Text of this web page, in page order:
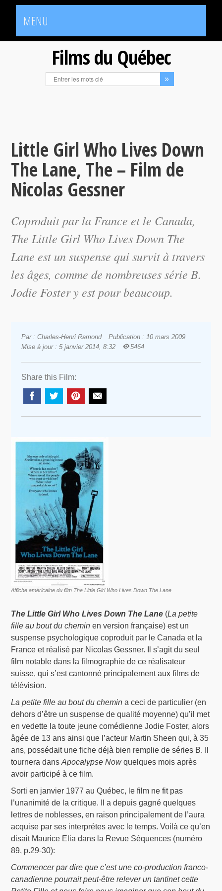
MENU
Films du Québec
Little Girl Who Lives Down
The Lane, The – Film de
Nicolas Gessner
Coproduit par la France et le Canada,
The Little Girl Who Lives Down The
Lane est un suspense qui survit à travers
les âges, comme de nombreuses série B.
Jodie Foster y est pour beaucoup.
Par : Charles-Henri Ramond
Publication : 10 mars 2009
Mise à jour : 5 janvier 2014, 8:32
5464
Share this Film:
Affiche américaine du film The Little Girl Who Lives Down The Lane
The Little Girl Who Lives Down The Lane (La petite
fille au bout du chemin en version française) est un
suspense psychologique coproduit par le Canada et la
France et réalisé par Nicolas Gessner. Il s’agit du seul
film notable dans la filmographie de ce réalisateur
suisse, qui s’est cantonné principalement aux films de
télévision.
La petite fille au bout du chemin a ceci de particulier (en
dehors d’être un suspense de qualité moyenne) qu’il met
en vedette la toute jeune comédienne Jodie Foster, alors
âgée de 13 ans ainsi que l’acteur Martin Sheen qui, à 35
ans, possédait une fiche déjà bien remplie de séries B. Il
tournera dansApocalypse Nowquelques mois après
avoir participé à ce film.
Sorti en janvier 1977 au Québec, le film ne fit pas
l’unanimité de la critique. Il a depuis gagné quelques
lettres de noblesses, en raison principalement de l’aura
acquise par ses interprétes avec le temps. Voilà ce qu’en
disait Maurice Elia dans la Revue Séquences (numéro
89, p.29-30):
Commencer par dire que c’est une co-production franco-
canadienne pourrait peut-être relever un tantinet cette